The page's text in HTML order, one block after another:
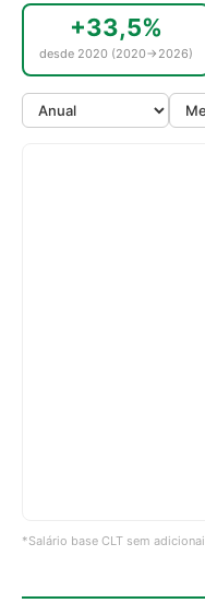
+33,5%
desde 2020 (2020→2026)
*Salário base CLT sem